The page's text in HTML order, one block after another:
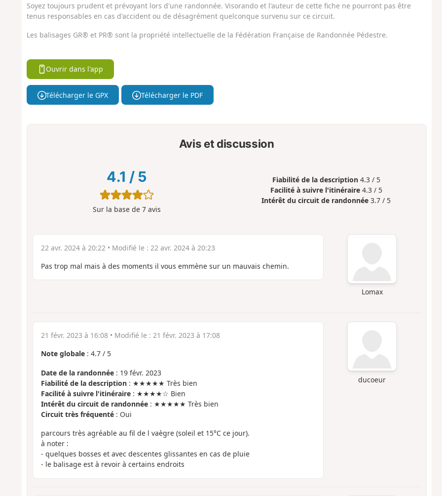
Soyez toujours prudent et prévoyant lors d'une randonnée. Visorando et l'auteur de cette fiche ne pourront pas être
tenus responsables en cas d'accident ou de désagrément quelconque survenu sur ce circuit.
Les balisages GR® et PR® sont la propriété intellectuelle de la Fédération Française de Randonnée Pédestre.
Ouvrir dans l'app
Télécharger le GPX Télécharger le PDF
Avis et discussion
4.1 / 5
Sur la base de 7avis
Fiabilité de la description 4.3 / 5
Facilité à suivre l'itinéraire 4.3 / 5
Intérêt du circuit de randonnée 3.7 / 5
Lomax
22 avr. 2024 à 20:22 • Modifié le : 22 avr. 2024 à 20:23
Pas trop mal mais à des moments il vous emmène sur un mauvais chemin.
ducoeur
21 févr. 2023 à 16:08• Modifié le : 21 févr. 2023 à 17:08
Note globale: 4.7/ 5
Date de la randonnée: 19 févr. 2023
Fiabilité de la description: ★★★★★ Très bien
Facilité à suivre l'itinéraire: ★★★★☆ Bien
Intérêt du circuit de randonnée: ★★★★★ Très bien
Circuit très fréquenté: Oui
parcours très agréable au fil de l vaègre (soleil et 15°C ce jour).
à noter :
- quelques bosses et avec descentes glissantes en cas de pluie
- le balisage est à revoir à certains endroits